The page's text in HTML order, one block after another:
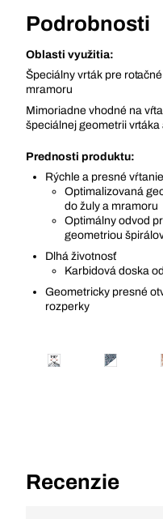
Podrobnosti
Oblasti využitia:
Špeciálny vrták pre
mramoru
Mimoriadne vhodné na
špeciálnej geometrii vrtáka
Prednosti produktu:
Rýchle a presné vŕtanie
Optimalizovaná
do žuly a mramoru
Optimálny odvod
geometriou
Dlhá životnosť
Karbidová doska
Geometricky presné
rozperky
Recenzie